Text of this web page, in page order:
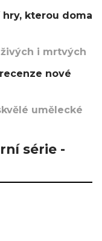
kterou doma
i mrtvých
nové
umělecké
série -